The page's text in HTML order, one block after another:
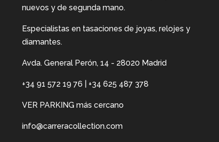
nuevos y de segunda mano.
Especialistas en tasaciones de joyas, relojes y
diamantes.
Avda. General Perón, 14 - 28020 Madrid
+34 91 572 19 76 +34 625 487 378
VER PARKING más cercano
info@carreracollection.com